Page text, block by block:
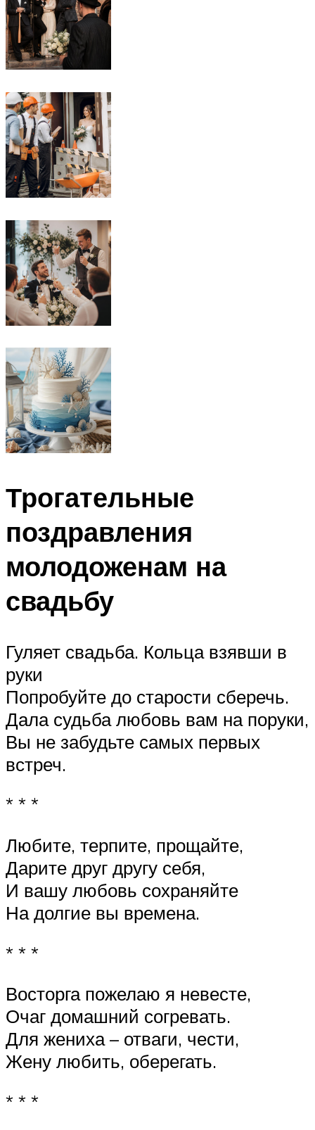
Трогательные
поздравления
молодоженам на
свадьбу
Гуляет свадьба. Кольца взявши в
руки
Попробуйте до старости сберечь.
Дала судьба любовь вам на поруки,
Вы не забудьте самых первых
встреч.
* * *
Любите, терпите, прощайте,
Дарите друг другу себя,
И вашу любовь сохраняйте
На долгие вы времена.
* * *
Восторга пожелаю я невесте,
Очаг домашний согревать.
Для жениха – отваги, чести,
Жену любить, оберегать.
* * *